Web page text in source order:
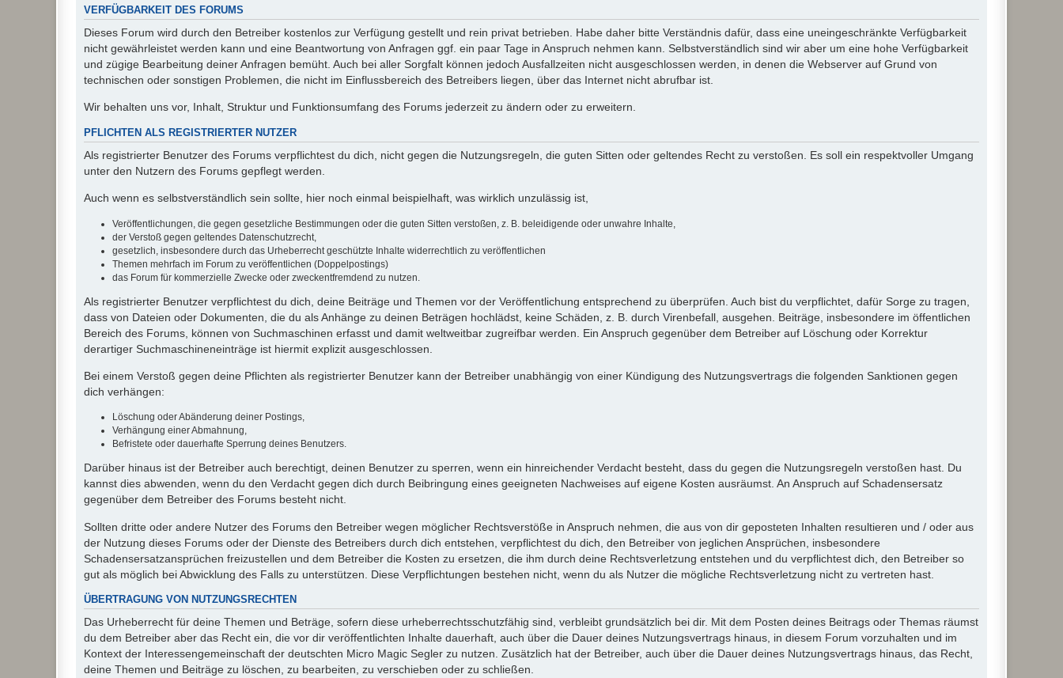
VERFÜGBARKEIT DES FORUMS
Dieses Forum wird durch den Betreiber kostenlos zur Verfügung gestellt und rein privat betrieben. Habe daher bitte Verständnis dafür, dass eine uneingeschränkte Verfügbarkeit
nicht gewährleistet werden kann und eine Beantwortung von Anfragen ggf. ein paar Tage in Anspruch nehmen kann. Selbstverständlich sind wir aber um eine hohe Verfügbarkeit
und zügige Bearbeitung deiner Anfragen bemüht. Auch bei aller Sorgfalt können jedoch Ausfallzeiten nicht ausgeschlossen werden, in denen die Webserver auf Grund von
technischen oder sonstigen Problemen, die nicht im Einflussbereich des Betreibers liegen, über das Internet nicht abrufbar ist.
Wir behalten uns vor, Inhalt, Struktur und Funktionsumfang des Forums jederzeit zu ändern oder zu erweitern.
PFLICHTEN ALS REGISTRIERTER NUTZER
Als registrierter Benutzer des Forums verpflichtest du dich, nicht gegen die Nutzungsregeln, die guten Sitten oder geltendes Recht zu verstoßen. Es soll ein respektvoller Umgang
unter den Nutzern des Forums gepflegt werden.
Auch wenn es selbstverständlich sein sollte, hier noch einmal beispielhaft, was wirklich unzulässig ist,
Veröffentlichungen, die gegen gesetzliche Bestimmungen oder die guten Sitten verstoßen, z. B. beleidigende oder unwahre Inhalte,
der Verstoß gegen geltendes Datenschutzrecht,
gesetzlich, insbesondere durch das Urheberrecht geschützte Inhalte widerrechtlich zu veröffentlichen
Themen mehrfach im Forum zu veröffentlichen (Doppelpostings)
das Forum für kommerzielle Zwecke oder zweckentfremdend zu nutzen.
Als registrierter Benutzer verpflichtest du dich, deine Beiträge und Themen vor der Veröffentlichung entsprechend zu überprüfen. Auch bist du verpflichtet, dafür Sorge zu tragen,
dass von Dateien oder Dokumenten, die du als Anhänge zu deinen Beträgen hochlädst, keine Schäden, z. B. durch Virenbefall, ausgehen. Beiträge, insbesondere im öffentlichen
Bereich des Forums, können von Suchmaschinen erfasst und damit weltweitbar zugreifbar werden. Ein Anspruch gegenüber dem Betreiber auf Löschung oder Korrektur
derartiger Suchmaschineneinträge ist hiermit explizit ausgeschlossen.
Bei einem Verstoß gegen deine Pflichten als registrierter Benutzer kann der Betreiber unabhängig von einer Kündigung des Nutzungsvertrags die folgenden Sanktionen gegen
dich verhängen:
Löschung oder Abänderung deiner Postings,
Verhängung einer Abmahnung,
Befristete oder dauerhafte Sperrung deines Benutzers.
Darüber hinaus ist der Betreiber auch berechtigt, deinen Benutzer zu sperren, wenn ein hinreichender Verdacht besteht, dass du gegen die Nutzungsregeln verstoßen hast. Du
kannst dies abwenden, wenn du den Verdacht gegen dich durch Beibringung eines geeigneten Nachweises auf eigene Kosten ausräumst. An Anspruch auf Schadensersatz
gegenüber dem Betreiber des Forums besteht nicht.
Sollten dritte oder andere Nutzer des Forums den Betreiber wegen möglicher Rechtsverstöße in Anspruch nehmen, die aus von dir geposteten Inhalten resultieren und / oder aus
der Nutzung dieses Forums oder der Dienste des Betreibers durch dich entstehen, verpflichtest du dich, den Betreiber von jeglichen Ansprüchen, insbesondere
Schadensersatzansprüchen freizustellen und dem Betreiber die Kosten zu ersetzen, die ihm durch deine Rechtsverletzung entstehen und du verpflichtest dich, den Betreiber so
gut als möglich bei Abwicklung des Falls zu unterstützen. Diese Verpflichtungen bestehen nicht, wenn du als Nutzer die mögliche Rechtsverletzung nicht zu vertreten hast.
ÜBERTRAGUNG VON NUTZUNGSRECHTEN
Das Urheberrecht für deine Themen und Beträge, sofern diese urheberrechtsschutzfähig sind, verbleibt grundsätzlich bei dir. Mit dem Posten deines Beitrags oder Themas räumst
du dem Betreiber aber das Recht ein, die vor dir veröffentlichten Inhalte dauerhaft, auch über die Dauer deines Nutzungsvertrags hinaus, in diesem Forum vorzuhalten und im
Kontext der Interessengemeinschaft der deutschten Micro Magic Segler zu nutzen. Zusätzlich hat der Betreiber, auch über die Dauer deines Nutzungsvertrags hinaus, das Recht,
deine Themen und Beiträge zu löschen, zu bearbeiten, zu verschieben oder zu schließen.